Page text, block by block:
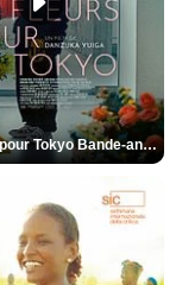
Des Fleurs pour Tokyo Bande-annonce VO STFR